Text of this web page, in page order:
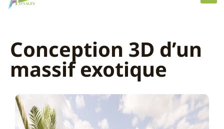
Conception 3D d’un
massif exotique